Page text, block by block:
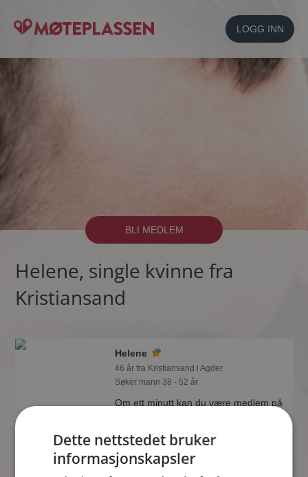
LOGG INN
BLI MEDLEM
Helene, single kvinne fra
Kristiansand
Helene
46 år fra Kristiansand i Agder
Søker mann 38 - 52 år
Om ett minutt kan du være medlem på
lettere å finne kjærligheten på nettet!
Dette nettstedet bruker
informasjonskapsler